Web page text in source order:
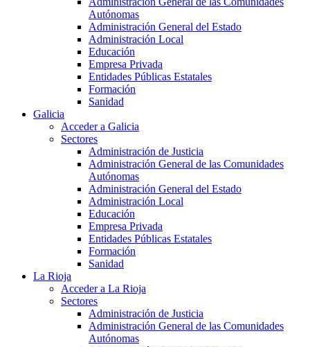
Autónomas
Administración General del Estado
Administración Local
Educación
Empresa Privada
Entidades Públicas Estatales
Formación
Sanidad
Galicia
Acceder a Galicia
Sectores
Administración de Justicia
Administración General de las Comunidades
Autónomas
Administración General del Estado
Administración Local
Educación
Empresa Privada
Entidades Públicas Estatales
Formación
Sanidad
La Rioja
Acceder a La Rioja
Sectores
Administración de Justicia
Administración General de las Comunidades
Autónomas